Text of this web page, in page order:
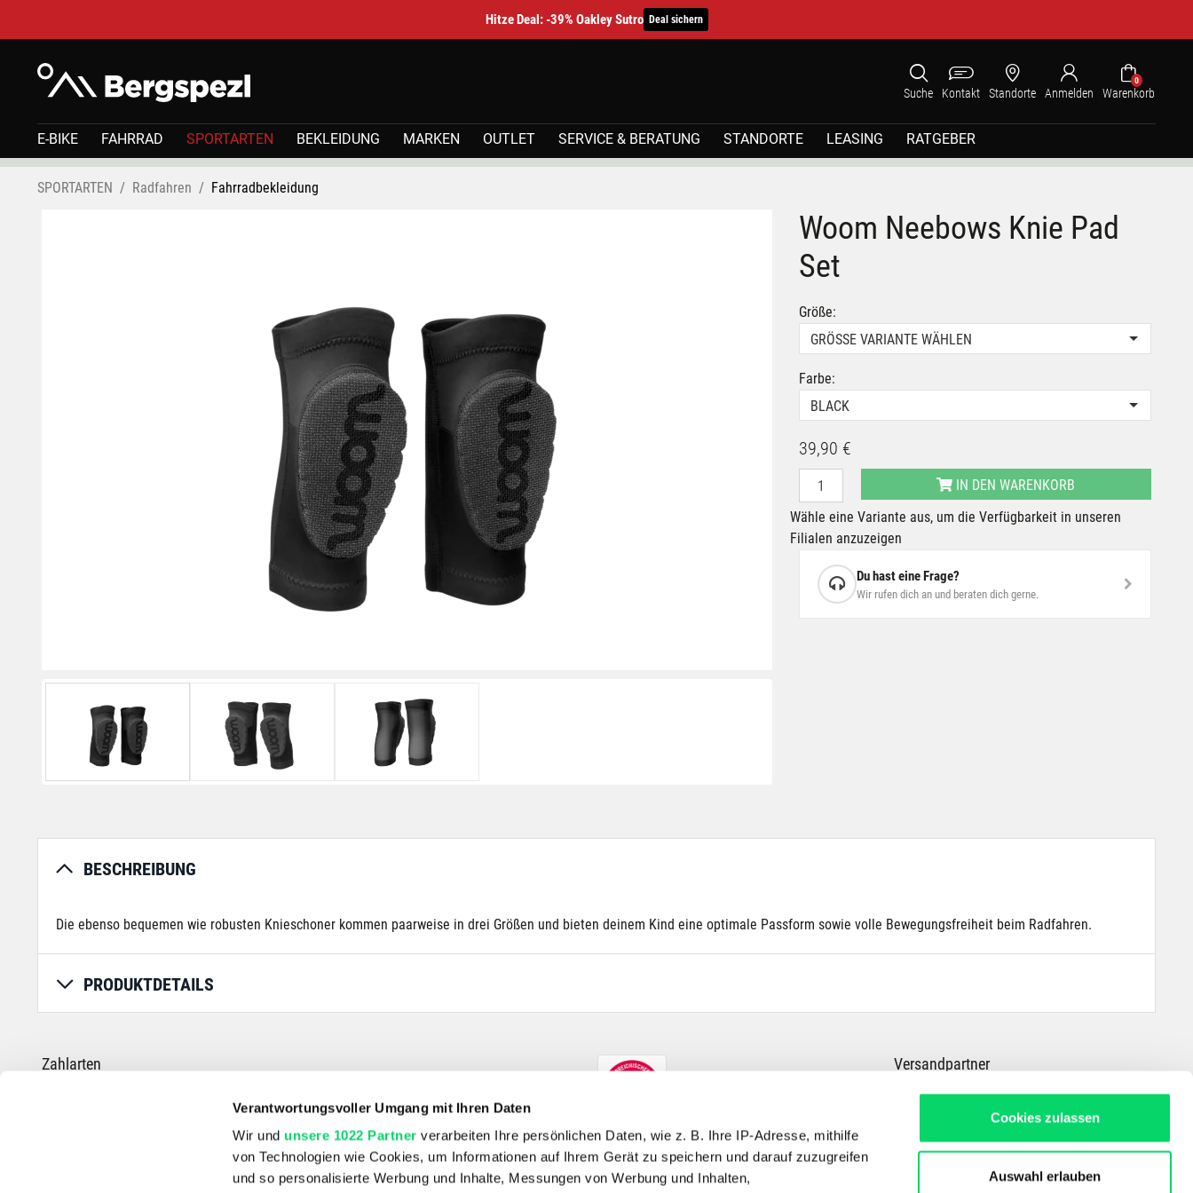
Verantwortungsvoller Umgang mit Ihren Daten
Wir und unsere 1022 Partner verarbeiten Ihre persönlichen Daten, wie z. B. Ihre IP-Adresse, mithilfe
von Technologien wie Cookies, um Informationen auf Ihrem Gerät zu speichern und darauf zuzugreifen
und so personalisierte Werbung und Inhalte, Messungen von Werbung und Inhalten,
Cookies zulassen
Auswahl erlauben
Hitze Deal: -39% Oakley Sutro Deal sichern
Suche Kontakt Standorte Anmelden
0
Warenkorb
E-BIKE FAHRRAD SPORTARTEN BEKLEIDUNG MARKEN OUTLET SERVICE & BERATUNG STANDORTE LEASING RATGEBER
SPORTARTEN Radfahren Fahrradbekleidung
Woom Neebows Knie Pad
Set
Größe:
GRÖSSE VARIANTE WÄHLEN
Farbe:
BLACK
39,90 €
IN DEN WARENKORB
Wähle eine Variante aus, um die Verfügbarkeit in unseren
Filialen anzuzeigen
Du hast eine Frage?
Wir rufen dich an und beraten dich gerne.
BESCHREIBUNG
Die ebenso bequemen wie robusten Knieschoner kommen paarweise in drei Größen und bieten deinem Kind eine optimale Passform sowie volle Bewegungsfreiheit beim Radfahren.
PRODUKTDETAILS
Zahlarten Versandpartner
*Die durchgestrichenen Preise entsprechen dem UVP des Herstellers.